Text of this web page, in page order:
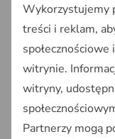
Wykorzystujemy
treści i reklam,
witrynie.
witryny,
Partnerzy mogą